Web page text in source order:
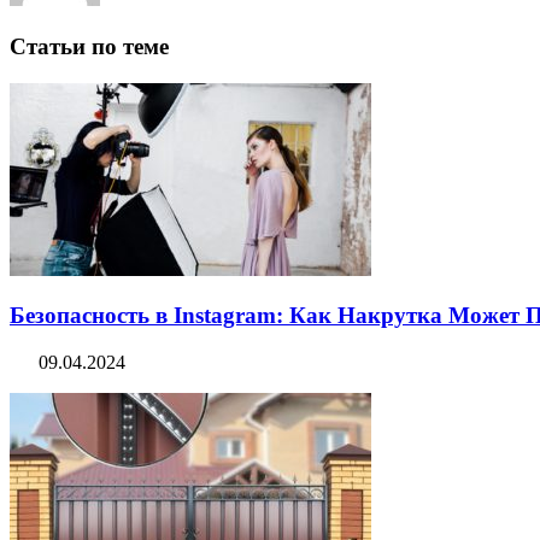
Статьи по теме
Безопасность в Instagram: Как Накрутка
09.04.2024